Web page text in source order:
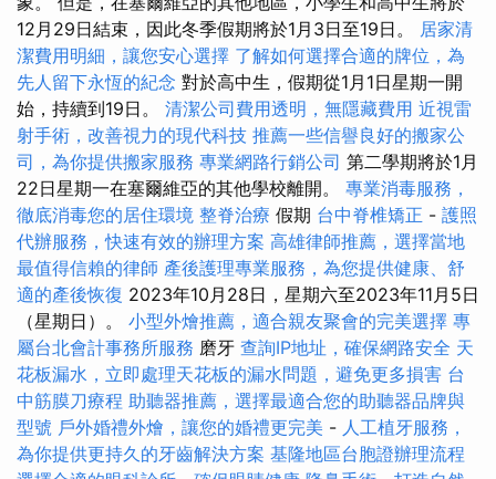
12月29日結束，因此冬季假期將於1月3日至19日。 居家清
潔費用明細，讓您安心選擇 了解如何選擇合適的牌位，為
先人留下永恆的紀念 對於高中生，假期從1月1日星期一開
始，持續到19日。 清潔公司費用透明，無隱藏費用 近視雷
射手術，改善視力的現代科技 推薦一些信譽良好的搬家公
司，為你提供搬家服務 專業網路行銷公司 第二學期將於1月
22日星期一在塞爾維亞的其他學校離開。 專業消毒服務，
徹底消毒您的居住環境 整脊治療 假期 台中脊椎矯正 - 護照
代辦服務，快速有效的辦理方案 高雄律師推薦，選擇當地
最值得信賴的律師 產後護理專業服務，為您提供健康、舒
適的產後恢復 2023年10月28日，星期六至2023年11月5日
（星期日）。 小型外燴推薦，適合親友聚會的完美選擇 專
屬台北會計事務所服務 磨牙 查詢IP地址，確保網路安全 天
花板漏水，立即處理天花板的漏水問題，避免更多損害 台
中筋膜刀療程 助聽器推薦，選擇最適合您的助聽器品牌與
型號 戶外婚禮外燴，讓您的婚禮更完美 - 人工植牙服務，
為你提供更持久的牙齒解決方案 基隆地區台胞證辦理流程